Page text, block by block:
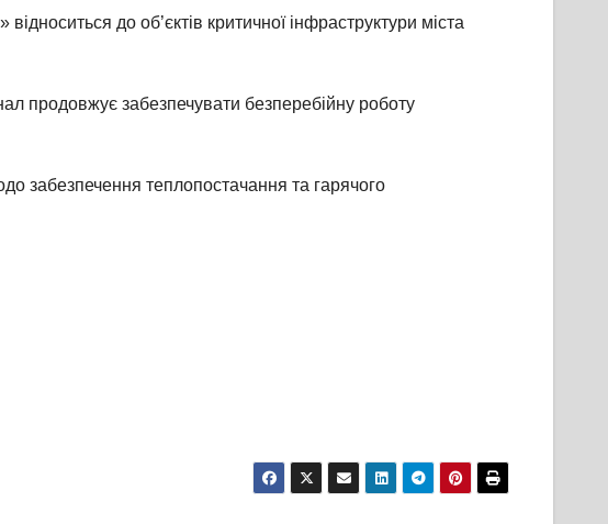
до об’єктів критичної інфраструктури міста
продовжує забезпечувати безперебійну роботу
забезпечення теплопостачання та гарячого